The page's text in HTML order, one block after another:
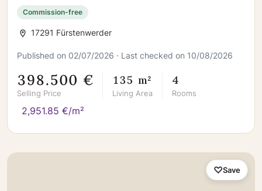
Commission-free
17291 Fürstenwerder
Published on 02/07/2026 · Last checked on 10/08/2026
398.500 €
Selling Price
135 m²
Living Area
4
Rooms
2,951.85 €/m²
Save